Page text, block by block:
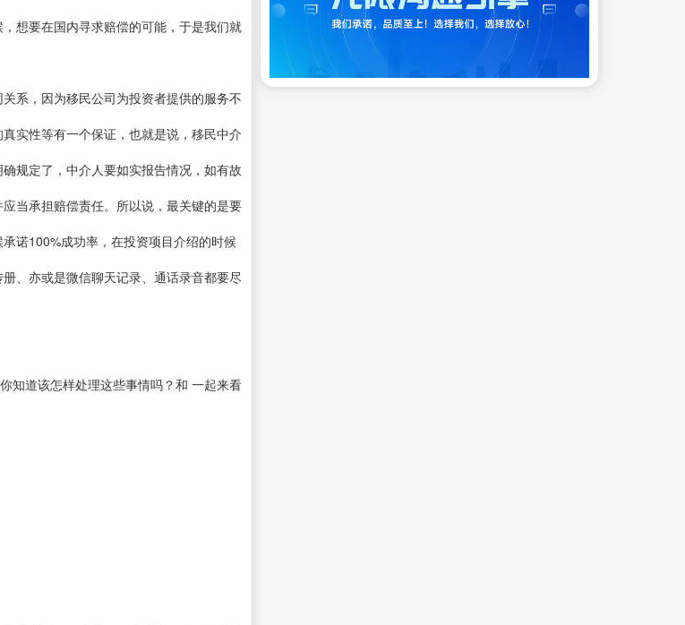
想要在国内寻求赔偿的可能，于是我们就
系，因为移民公司为投资者提供的服务不
实性等有一个保证，也就是说，移民中介
规定了，中介人要如实报告情况，如有故
当承担赔偿责任。所以说，最关键的是要
诺100%成功率，在投资项目介绍的时候
、亦或是微信聊天记录、通话录音都要尽
知道该怎样处理这些事情吗？和 一起来看